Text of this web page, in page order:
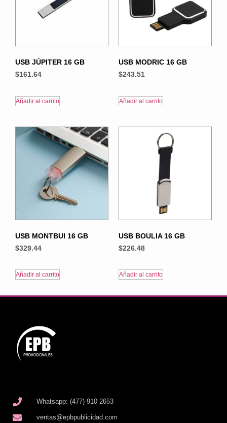
USB JÚPITER 16 GB
$161.64
Añadir al carrito
USB MODRIC 16 GB
$243.51
Añadir al carrito
USB MONTBUI 16 GB
$329.44
Añadir al carrito
USB BOULIA 16 GB
$226.48
Añadir al carrito
Whatsapp: (477) 910 2653
ventas@epbpublicidad.com